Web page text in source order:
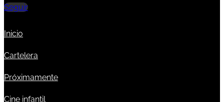
Seguir
Inicio
Cartelera
Próximamente
Cine infantil